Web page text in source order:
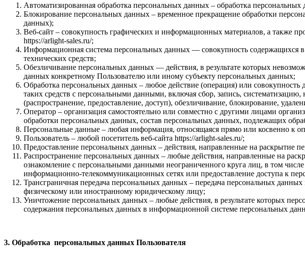
Автоматизированная обработка персональных данных – обработка
Блокирование персональных данных – временное прекращение обработки
данных);
Веб-сайт – совокупность графических и информационных материалов, а также
https://arlight-sales.ru/;
Информационная система персональных данных — совокупность
технических средств;
Обезличивание персональных данных — действия, в результате которых
данных конкретному Пользователю или иному субъекту персональных данных;
Обработка персональных данных – любое действие (операция) или
таких средств с персональными данными, включая сбор, запись,
(распространение, предоставление, доступ), обезличивание, блокирование,
Оператор – организация самостоятельно или совместно с другими лицами
обработки персональных данных, состав персональных данных, подлежащих
Персональные данные – любая информация, относящаяся прямо или косвенно к
Пользователь – любой посетитель веб-сайта https://arlight-sales.ru/;
Предоставление персональных данных – действия, направленные на раскрытие
Распространение персональных данных – любые действия, направленные на
ознакомление с персональными данными неограниченного круга лиц, в том
информационно-телекоммуникационных сетях или предоставление доступа к
Трансграничная передача персональных данных – передача персональных
физическому или иностранному юридическому лицу;
Уничтожение персональных данных – любые действия, в результате которых
содержания персональных данных в информационной системе персональных
3. Обработка персональных данных Пользователя